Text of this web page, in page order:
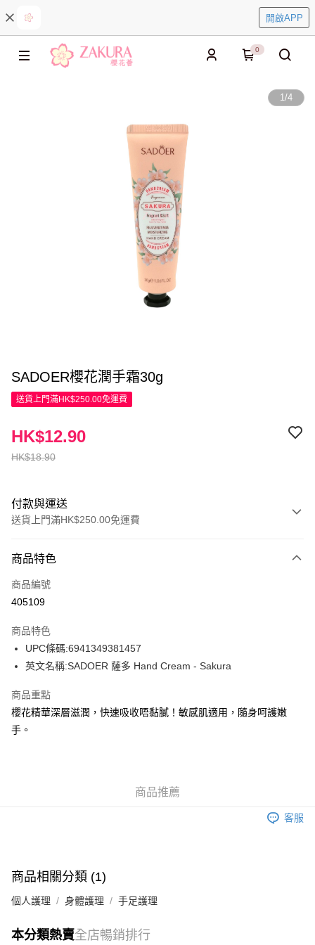
開啟APP
0
1/4
SADOER櫻花潤手霜30g
送貨上門滿HK$250.00免運費
HK$18.90
HK$12.90
付款與運送
送貨上門滿HK$250.00免運費
信用卡
Apple Pay
WeChat Pay
JD京東物流，訂單確認發貨後2-4個工作天送達
滿 HK$250.00 或以上免運費
商品特色
商品編號
405109
商品特色
UPC條碼:6941349381457
英文名稱:SADOER 薩多 Hand Cream - Sakura
商品重點
櫻花精華深層滋潤，快速吸收唔黏膩！敏感肌適用，隨身呵護嫩
手。
商品推薦
客服
商品相關分類 (1)
個人護理 身體護理 手足護理
本分類熱賣全店暢銷排行